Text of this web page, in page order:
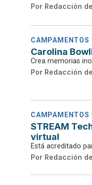
Por Redacción
CAMPAMENTOS
Carolina
Crea memorias
Por Redacción
CAMPAMENTOS
STREAM
virtual
Está acreditado
Por Redacción